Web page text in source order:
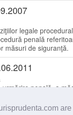
are
legale
penală
măsuri de siguranţă.
penală, a
ţara cu cea a
care această din